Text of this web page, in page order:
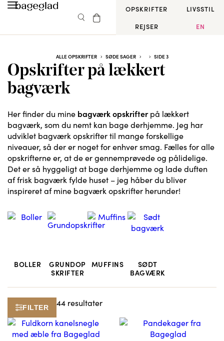
OPSKRIFTER
LIVSSTIL
REJSER
EN
ALLE OPSKRIFTER SØDE SAGER SIDE 3
Opskrifter på lækkert
bagværk
Her finder du mine bagværk opskrifterpå lækkert
bagværk, som du nemt kan bage derhjemme. Jeg har
udviklet bagværk opskrifter til mange forskellige
niveauer, så der er noget for enhver smag. Fælles for alle
opskrifterne er, at de er gennemprøvede og pålidelige.
Det er så hyggeligt at bage derhjemme og lade duften
af frisk bagværk fylde huset – jeg håber du bliver
inspireret af mine bagværk opskrifter herunder!
BOLLER
GRUNDOP
SKRIFTER
MUFFINS
SØDT
BAGVÆRK
FILTER 44 resultater